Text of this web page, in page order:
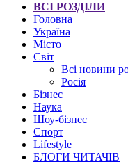
ВСІ РОЗДІЛИ
Головна
Україна
Місто
Світ
Всі новини
Росія
Бізнес
Наука
Шоу-бізнес
Спорт
Lifestyle
БЛОГИ ЧИТАЧІВ